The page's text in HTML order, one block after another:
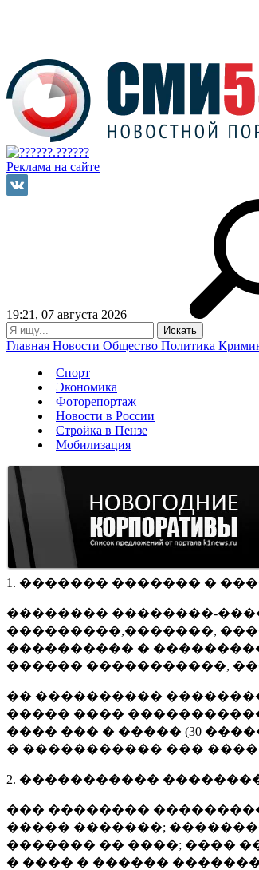
Реклама на сайте
19:21, 07 августа 2026
Главная Новости Общество Политика
Спорт
Экономика
Фоторепортаж
Новости в России
Стройка в Пензе
Мобилизация
1. ������� ������� �
�������� ��������-
���������,�������,
���������� �
������ �����������,
�� ����������
����� ����
���� ��� � ����� (30
� ����������� ���
2. �����������
��� ��������
����� �������;
������� �� ����; ����
� ���� � ������